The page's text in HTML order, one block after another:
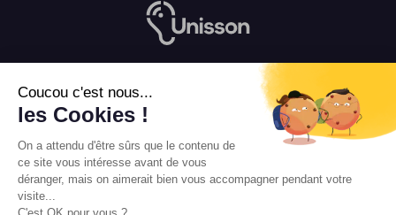
Coucou c'est nous...
les Cookies !
On a attendu d'être sûrs que le contenu de
ce site vous intéresse avant de vous
déranger, mais on aimerait bien vous accompagner pendant votre
visite...
C'est OK pour vous ?
L’équipe de rédaction Unisson
Conditions Générales de Vente